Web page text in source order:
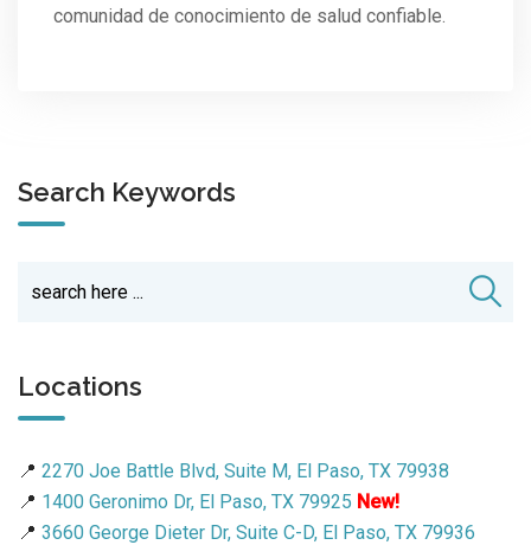
comunidad de conocimiento de salud confiable.
Search Keywords
Locations
📍 2270 Joe Battle Blvd, Suite M, El Paso, TX 79938
📍 1400 Geronimo Dr, El Paso, TX 79925 New!
📍 3660 George Dieter Dr, Suite C-D, El Paso, TX 79936